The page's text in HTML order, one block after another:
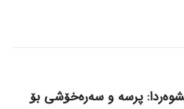
پرسه‌ و سه‌ره‌خۆشی بۆ